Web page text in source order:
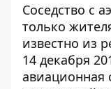
Соседство с
только
известно из
14 декабря
авиационная